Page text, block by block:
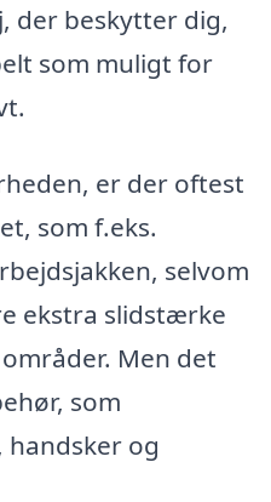
der beskytter dig,
som muligt for
er der oftest
som f.eks.
selvom
ekstra slidstærke
Men det
som
handsker og